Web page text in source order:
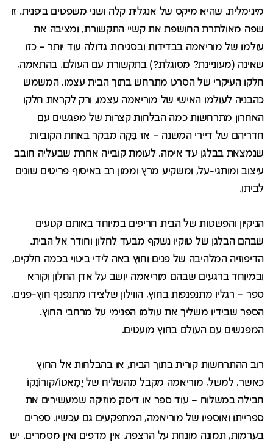
מינימלית, שהיא מיקס של אנגלית קלה ושני משפטים ביפנית. זו
שפה מאולתרת החושפת את קשיי התקשורת, ומציבה את
עולמו של מוריאמה בבדידות ובסגירות גדולה עוד יותר – כזו
שאינה (מעוניינת? מסוגלת?) בתקשורת עם העולם. בהתאמה,
חלקו העיקרי של הסרט מתרחש בתוך הבית עצמו, המשמש
כהבניה לעולמו האישי של מוריאמה עצמו, ורק לקראת חלקו
האחרון מתרחשות כמה הבלחות קצרות של מפגשים עם
חדריהם של דיירי המשנה – אז בֶּקָה מבקר באחת הקוביות
שנמצאת בבלגן עד אימה, לעומת קובייה אחרת שבעליה חובב
עיצוב ומותגי-על, ומשקיע מרץ וממון רב באיסוף פריטים שונים
לביתו.
הניקיון והפשטות של הבית חריפים במיוחד באותם קטעים
שבהם הבלגן של טוקיו נשקף מבעד לחלון וחודר אל הבית.
הדיפוזיה המלהיבה של פנים וחוץ באה לידי ביטוי בכמה חלקים,
ובמיוחד ברגעים שבהם מוריאמה יושב על אדן החלון וקורא
ספר – רגליו מתנפנפות בחוץ, הווילון שלצידו מתנפנף חוץ-פנים,
הספר שבידיו משליך את עולמו הפנימי על מרחבי החוץ.
המפגשים עם העולם בחוץ מועטים.
רוב ההתרחשות קורית בתוך הבית, או בהבלחות אל החוץ
כאשר, למשל, מוריאמה מקבל מהשליח של יָמָאטוֹ/קוּרוֹנֶקוֹ
חבילה במשלוח – עוד ספר או דיסק מוזיקה שמעשירים את
ספרייתו ואוספיו של מוריאמה, המתפקעים גם עכשיו. ספרים
בערמות, תמונה מונחת על הרצפה. אין מדפים ואין מסמרים. יש